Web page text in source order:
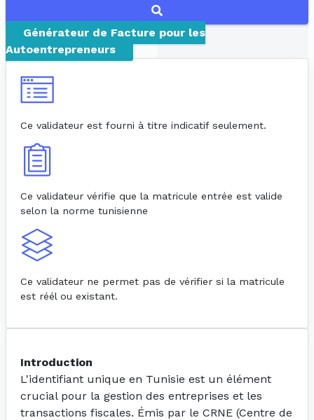
Générateur de Facture pour les
Autoentrepreneurs
Ce validateur est fourni à titre indicatif seulement.
Ce validateur vérifie que la matricule entrée est valide
selon la norme tunisienne
Ce validateur ne permet pas de vérifier si la matricule
est réél ou existant.
Introduction
L'identifiant unique en Tunisie est un élément
crucial pour la gestion des entreprises et les
transactions fiscales. Émis par le CRNE (Centre de